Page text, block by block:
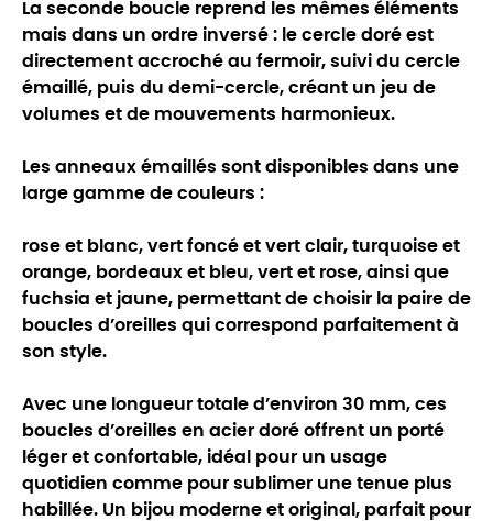
La seconde boucle reprend les mêmes éléments
mais dans un ordre inversé : le cercle doré est
directement accroché au fermoir, suivi du cercle
émaillé, puis du demi-cercle, créant un jeu de
volumes et de mouvements harmonieux.
Les anneaux émaillés sont disponibles dans une
large gamme de couleurs :
rose et blanc, vert foncé et vert clair, turquoise et
orange, bordeaux et bleu, vert et rose, ainsi que
fuchsia et jaune, permettant de choisir la paire de
boucles d’oreilles qui correspond parfaitement à
son style.
Avec une longueur totale d’environ 30 mm, ces
boucles d’oreilles en acier doré offrent un porté
léger et confortable, idéal pour un usage
quotidien comme pour sublimer une tenue plus
habillée. Un bijou moderne et original, parfait pour